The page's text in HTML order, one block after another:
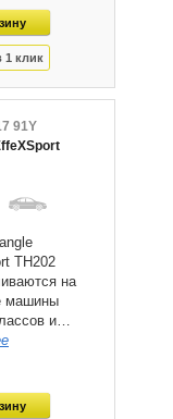
91Y
TH202
на
машины
и…